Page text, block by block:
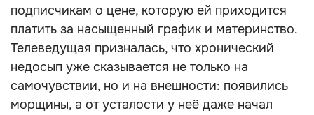
подписчикам о цене, которую ей приходится
платить за насыщенный график и материнство.
Телеведущая призналась, что хронический
недосып уже сказывается не только на
самочувствии, но и на внешности: появились
морщины, а от усталости у неё даже начал